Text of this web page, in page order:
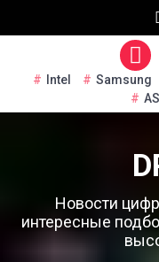
Intel Samsung
Новости
интересные